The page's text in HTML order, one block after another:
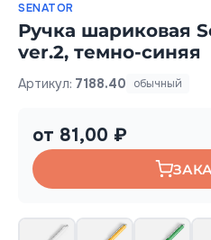
SENATOR
Ручка шариковая
ver.2, темно-синяя
Артикул: 7188.40 обычный
от 81,00 ₽